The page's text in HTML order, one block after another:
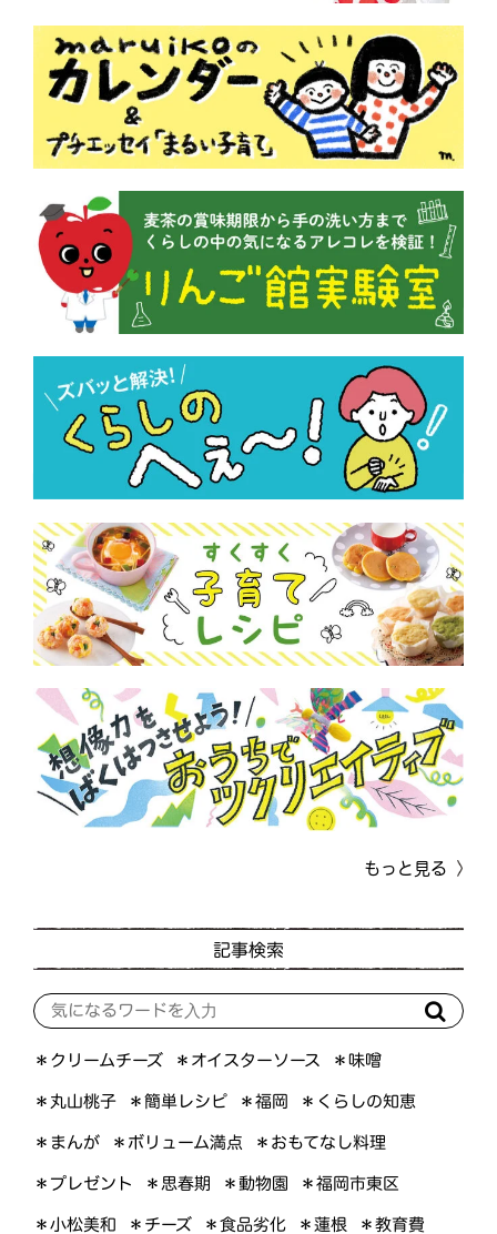
もっと見る
記事検索
＊クリームチーズ ＊オイスターソース ＊味噌
＊丸山桃子 ＊簡単レシピ ＊福岡 ＊くらしの知恵
＊まんが ＊ボリューム満点 ＊おもてなし料理
＊プレゼント ＊思春期 ＊動物園 ＊福岡市東区
＊小松美和 ＊チーズ ＊食品劣化 ＊蓮根 ＊教育費